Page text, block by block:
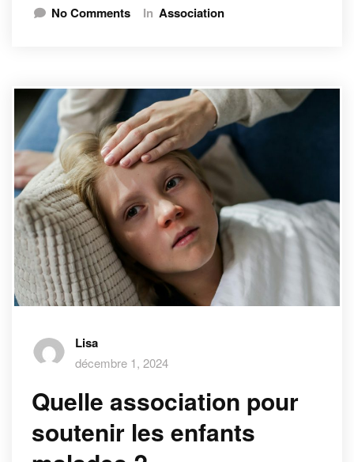
No Comments In Association
Lisa
décembre 1, 2024
Quelle association pour
soutenir les enfants